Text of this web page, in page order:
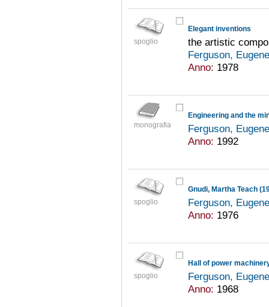
spoglio
Elegant inventions
the artistic
Ferguson,
Anno: 1978
monografia
Engineering and the
Ferguson,
Anno: 1992
spoglio
Ferguson,
Anno: 1976
spoglio
Ferguson,
Anno: 1968